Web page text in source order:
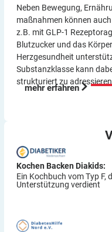
Neben Bewegung,
maßnahmen können
z.B. mit GLP-1
Blutzucker und das
Herzgesundheit
Substanzklasse kann
strukturiert zu
mehr erfahren
Kochen Backen Diakids:
Ein Kochbuch vom Typ F,
Unterstützung verdient